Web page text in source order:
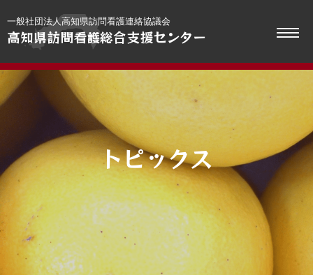
to
content
一般社団法人高知県訪問看護連絡協議会
高知県訪問看護総合支援センター
トピックス